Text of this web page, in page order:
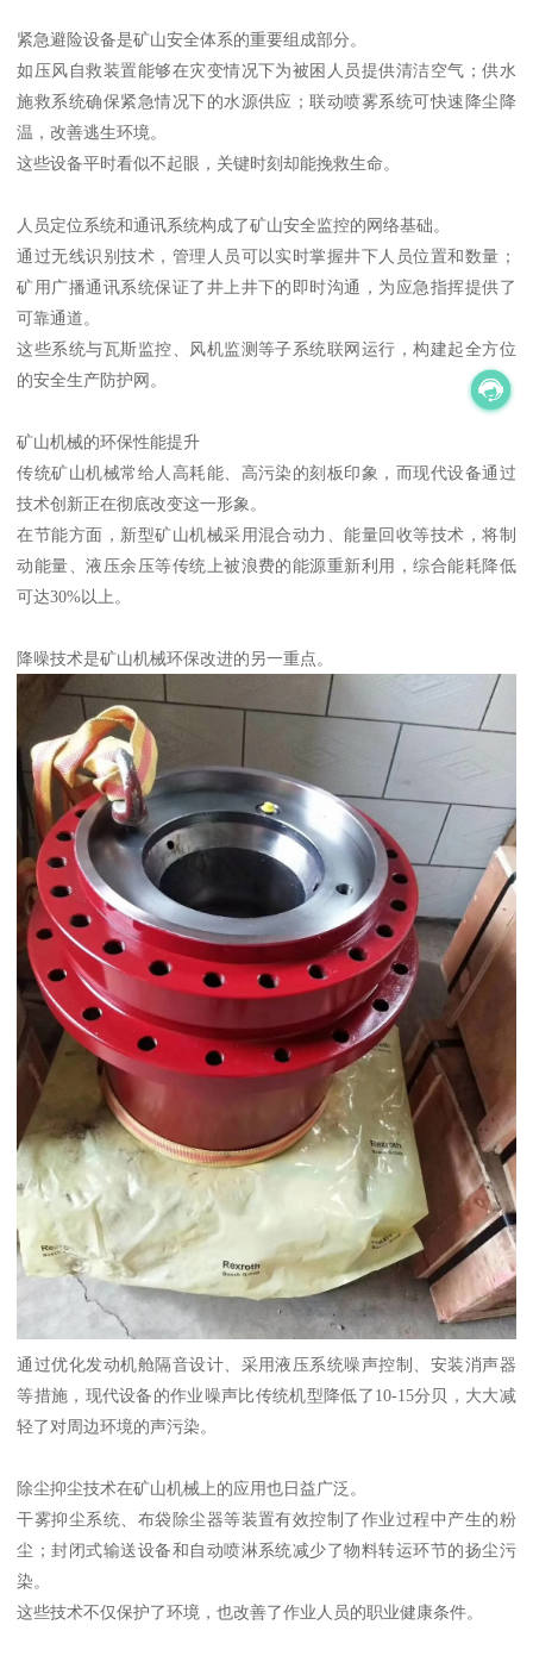
紧急避险设备是矿山安全体系的重要组成部分。
如压风自救装置能够在灾变情况下为被困人员提供清洁空气；供水
施救系统确保紧急情况下的水源供应；联动喷雾系统可快速降尘降
温，改善逃生环境。
这些设备平时看似不起眼，关键时刻却能挽救生命。
人员定位系统和通讯系统构成了矿山安全监控的网络基础。
通过无线识别技术，管理人员可以实时掌握井下人员位置和数量；
矿用广播通讯系统保证了井上井下的即时沟通，为应急指挥提供了
可靠通道。
这些系统与瓦斯监控、风机监测等子系统联网运行，构建起全方位
的安全生产防护网。
矿山机械的环保性能提升
传统矿山机械常给人高耗能、高污染的刻板印象，而现代设备通过
技术创新正在彻底改变这一形象。
在节能方面，新型矿山机械采用混合动力、能量回收等技术，将制
动能量、液压余压等传统上被浪费的能源重新利用，综合能耗降低
可达30%以上。
降噪技术是矿山机械环保改进的另一重点。
通过优化发动机舱隔音设计、采用液压系统噪声控制、安装消声器
等措施，现代设备的作业噪声比传统机型降低了10-15分贝，大大减
轻了对周边环境的声污染。
除尘抑尘技术在矿山机械上的应用也日益广泛。
干雾抑尘系统、布袋除尘器等装置有效控制了作业过程中产生的粉
尘；封闭式输送设备和自动喷淋系统减少了物料转运环节的扬尘污
染。
这些技术不仅保护了环境，也改善了作业人员的职业健康条件。